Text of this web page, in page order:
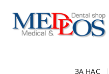
ЗА НАС